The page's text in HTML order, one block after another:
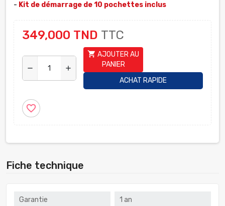
- Kit de démarrage de 10 pochettes inclus
349,000 TND TTC
remove add
shopping_cart AJOUTER AU
PANIER
ACHAT RAPIDE
favorite_border
Fiche technique
Garantie 1 an